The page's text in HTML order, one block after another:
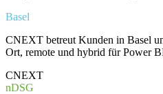
Basel
CNEXT betreut Kunden in Basel
Ort, remote und hybrid für Power
CNEXT
nDSG